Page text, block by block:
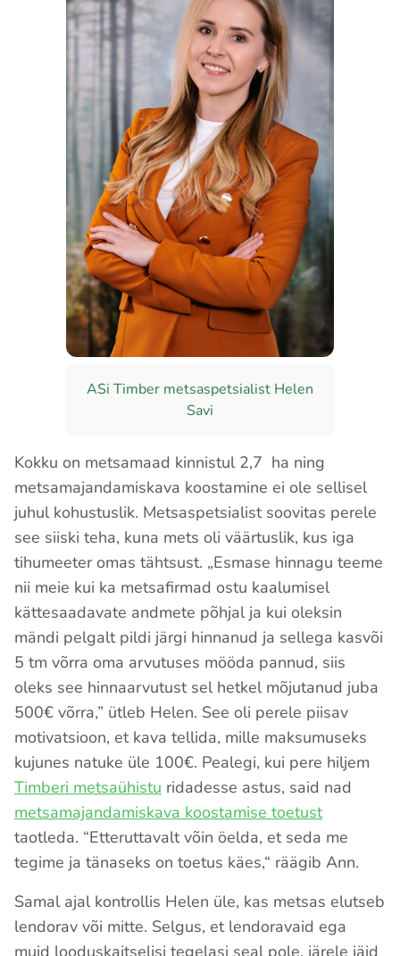
ASi Timber metsaspetsialist Helen
Savi
Kokku on metsamaad kinnistul 2,7 ha ning
metsamajandamiskava koostamine ei ole sellisel
juhul kohustuslik. Metsaspetsialist soovitas perele
see siiski teha, kuna mets oli väärtuslik, kus iga
tihumeeter omas tähtsust. „Esmase hinnagu teeme
nii meie kui ka metsafirmad ostu kaalumisel
kättesaadavate andmete põhjal ja kui oleksin
mändi pelgalt pildi järgi hinnanud ja sellega kasvõi
5 tm võrra oma arvutuses mööda pannud, siis
oleks see hinnaarvutust sel hetkel mõjutanud juba
500€ võrra,” ütleb Helen. See oli perele piisav
motivatsioon, et kava tellida, mille maksumuseks
kujunes natuke üle 100€. Pealegi, kui pere hiljem
Timberi metsaühistu ridadesse astus, said nad
metsamajandamiskava koostamise toetust
taotleda. “Etteruttavalt võin öelda, et seda me
tegime ja tänaseks on toetus käes,“ räägib Ann.
Samal ajal kontrollis Helen üle, kas metsas elutseb
lendorav või mitte. Selgus, et lendoravaid ega
muid looduskaitselisi tegelasi seal pole, järele jäid